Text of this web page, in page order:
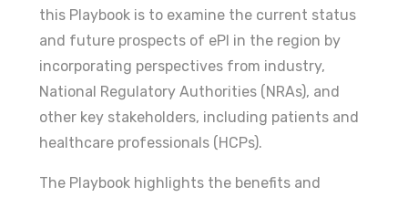
this Playbook is to examine the current status
and future prospects of ePI in the region by
incorporating perspectives from industry,
National Regulatory Authorities (NRAs), and
other key stakeholders, including patients and
healthcare professionals (HCPs).
The Playbook highlights the benefits and